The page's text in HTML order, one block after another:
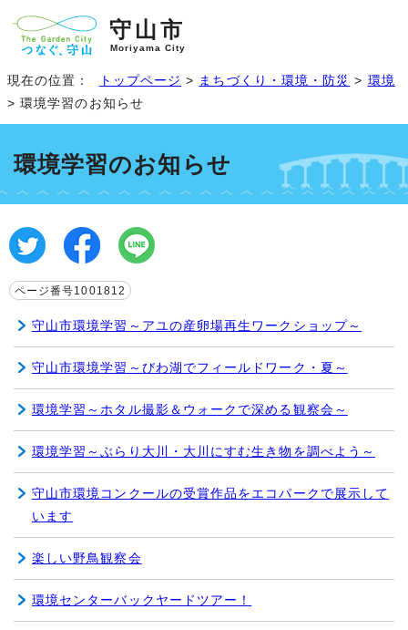
守山市
Moriyama City
現在の位置： トップページ > まちづくり・環境・防災 > 環境
> 環境学習のお知らせ
環境学習のお知らせ
ページ番号1001812
守山市環境学習～アユの産卵場再生ワークショップ～
守山市環境学習～びわ湖でフィールドワーク・夏～
環境学習～ホタル撮影＆ウォークで深める観察会～
環境学習～ぶらり大川・大川にすむ生き物を調べよう～
守山市環境コンクールの受賞作品をエコパークで展示して
います
楽しい野鳥観察会
環境センターバックヤードツアー！